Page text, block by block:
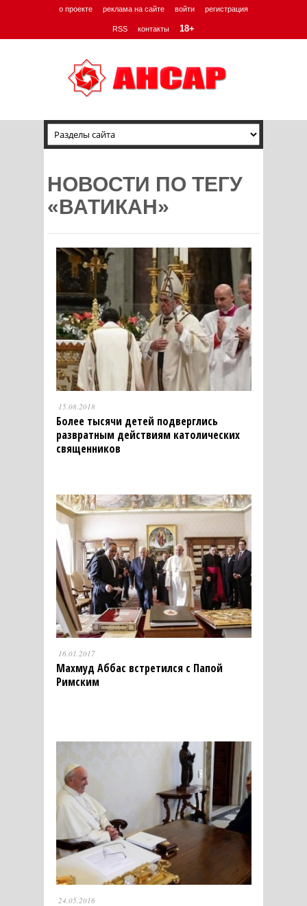
о проекте реклама на сайте войти регистрация
RSS контакты 18+
НОВОСТИ ПО ТЕГУ
«ВАТИКАН»
15.08.2018
Более тысячи детей подверглись
развратным действиям католических
священников
16.01.2017
Махмуд Аббас встретился с Папой
Римским
24.05.2016